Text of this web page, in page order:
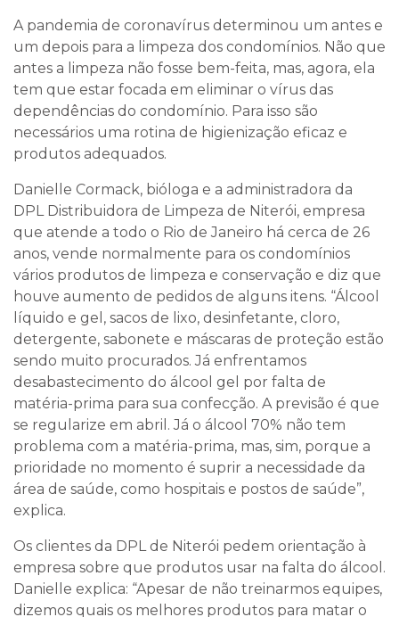
A pandemia de coronavírus determinou um antes e
um depois para a limpeza dos condomínios. Não que
antes a limpeza não fosse bem-feita, mas, agora, ela
tem que estar focada em eliminar o vírus das
dependências do condomínio. Para isso são
necessários uma rotina de higienização eficaz e
produtos adequados.
Danielle Cormack, bióloga e a administradora da
DPL Distribuidora de Limpeza de Niterói, empresa
que atende a todo o Rio de Janeiro há cerca de 26
anos, vende normalmente para os condomínios
vários produtos de limpeza e conservação e diz que
houve aumento de pedidos de alguns itens. “Álcool
líquido e gel, sacos de lixo, desinfetante, cloro,
detergente, sabonete e máscaras de proteção estão
sendo muito procurados. Já enfrentamos
desabastecimento do álcool gel por falta de
matéria-prima para sua confecção. A previsão é que
se regularize em abril. Já o álcool 70% não tem
problema com a matéria-prima, mas, sim, porque a
prioridade no momento é suprir a necessidade da
área de saúde, como hospitais e postos de saúde”,
explica.
Os clientes da DPL de Niterói pedem orientação à
empresa sobre que produtos usar na falta do álcool.
Danielle explica: “Apesar de não treinarmos equipes,
dizemos quais os melhores produtos para matar o